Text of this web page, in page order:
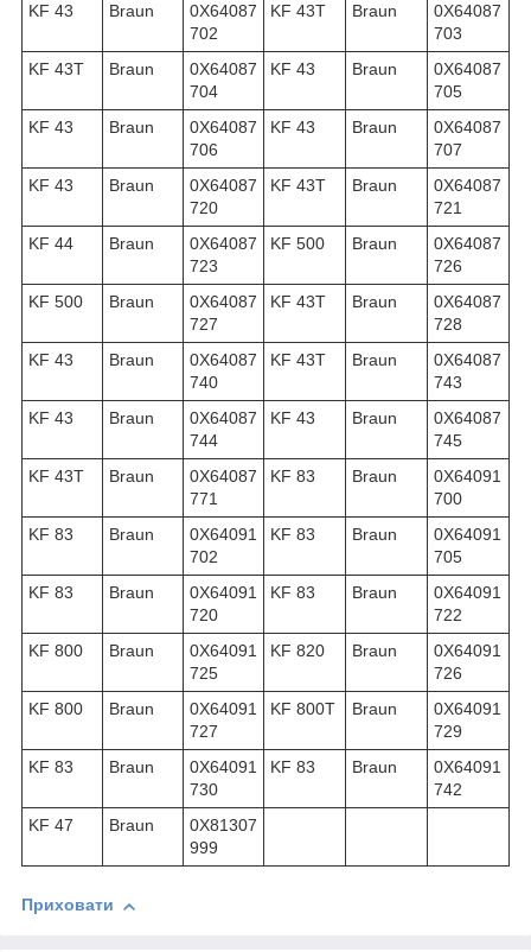
KF 43
Braun
0X64087
702
KF 43T Braun
0X64087
703
KF 43T
Braun
0X64087
704
KF 43 Braun
0X64087
705
KF 43
Braun
0X64087
706
KF 43 Braun
0X64087
707
KF 43
Braun
0X64087
720
KF 43T Braun
0X64087
721
KF 44
Braun
0X64087
723
KF 500 Braun
0X64087
726
KF 500
Braun
0X64087
727
KF 43T Braun
0X64087
728
KF 43
Braun
0X64087
740
KF 43T Braun
0X64087
743
KF 43
Braun
0X64087
744
KF 43 Braun
0X64087
745
KF 43T
Braun
0X64087
771
KF 83 Braun
0X64091
700
KF 83
Braun
0X64091
702
KF 83 Braun
0X64091
705
KF 83
Braun
0X64091
720
KF 83 Braun
0X64091
722
KF 800
Braun
0X64091
725
KF 820 Braun
0X64091
726
KF 800
Braun
0X64091
727
KF 800T Braun
0X64091
729
KF 83
Braun
0X64091
730
KF 83 Braun
0X64091
742
KF 47
Braun
0X81307
999
Приховати